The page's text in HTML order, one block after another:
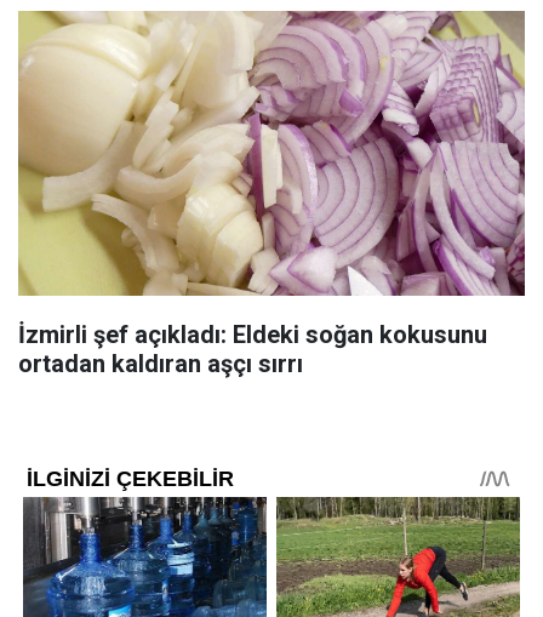
İzmirli şef açıkladı: Eldeki soğan kokusunu
ortadan kaldıran aşçı sırrı